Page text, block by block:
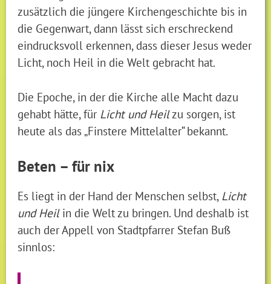
zusätzlich die jüngere Kirchengeschichte bis in
die Gegenwart, dann lässt sich erschreckend
eindrucksvoll erkennen, dass dieser Jesus weder
Licht, noch Heil in die Welt gebracht hat.
Die Epoche, in der die Kirche alle Macht dazu
gehabt hätte, für Licht und Heilzu sorgen, ist
heute als das „Finstere Mittelalter“ bekannt.
Beten – für nix
Es liegt in der Hand der Menschen selbst, Licht
und Heilin die Welt zu bringen. Und deshalb ist
auch der Appell von Stadtpfarrer Stefan Buß
sinnlos: